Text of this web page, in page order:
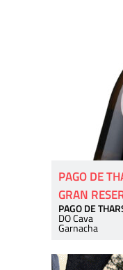
PAGO DE
GRAN
PAGO DE
DO Cava
Garnacha